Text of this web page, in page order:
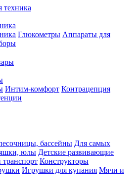
техника
Глюкометры Аппараты для
Интим-комфорт Контрацепция
бассейны Для самых
юлы Детские развивающие
транспорт Конструкторы
Игрушки для купания Мячи и